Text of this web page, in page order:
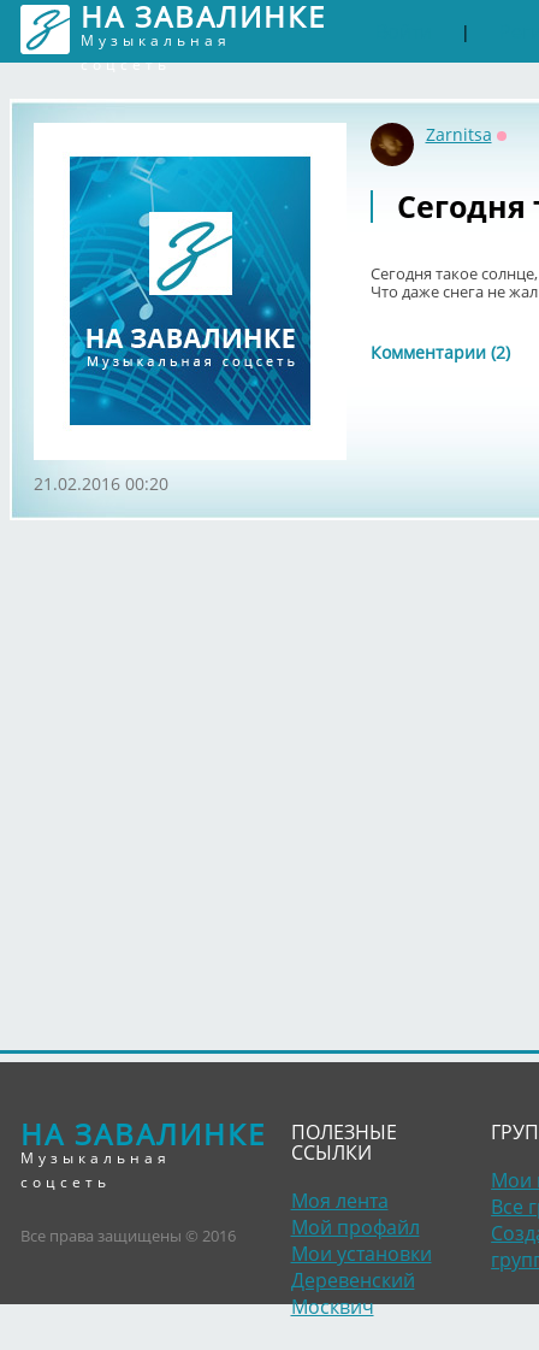
НА ЗАВАЛИНКЕ
Музыкальная
соцсеть
|
Zarnitsa
Сегодня
Сегодня такое солнце,
Что даже снега не
Комментарии (2)
21.02.2016 00:20
НА ЗАВАЛИНКЕ
Музыкальная
соцсеть
Все права защищены © 2016
ПОЛЕЗНЫЕ
ССЫЛКИ
Моя лента
Мой профайл
Мои установки
Деревенский
Москвич
Мои
Все